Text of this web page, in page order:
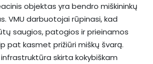
objektas yra bendro miškininkų
VMU darbuotojai rūpinasi, kad
saugios, patogios ir prieinamos
pat kasmet prižiūri miškų švarą.
skirta kokybiškam